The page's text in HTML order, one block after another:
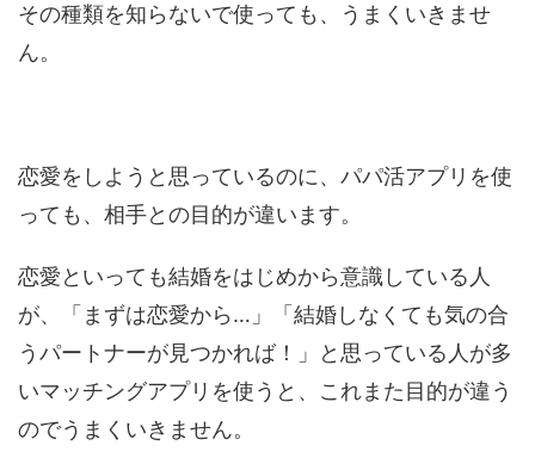
その種類を知らないで使っても、うまくいきませ
ん。
恋愛をしようと思っているのに、パパ活アプリを使
っても、相手との目的が違います。
恋愛といっても結婚をはじめから意識している人
が、「まずは恋愛から…」「結婚しなくても気の合
うパートナーが見つかれば！」と思っている人が多
いマッチングアプリを使うと、これまた目的が違う
のでうまくいきません。